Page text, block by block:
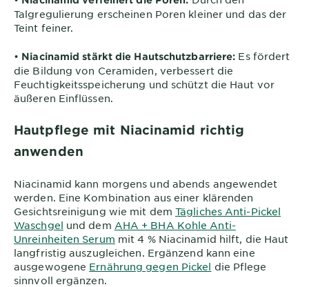
Talgregulierung erscheinen Poren kleiner und das der
Teint feiner.
• Niacinamid stärkt die Hautschutzbarriere: Es fördert
die Bildung von Ceramiden, verbessert die
Feuchtigkeitsspeicherung und schützt die Haut vor
äußeren Einflüssen.
Hautpflege mit Niacinamid richtig
anwenden
Niacinamid kann morgens und abends angewendet
werden. Eine Kombination aus einer klärenden
Gesichtsreinigung wie mit demTägliches Anti-Pickel
Waschgel und dem AHA + BHA Kohle Anti-
Unreinheiten Serum mit 4 % Niacinamid hilft, die Haut
langfristig auszugleichen. Ergänzend kann eine
ausgewogene Ernährung gegen Pickel die Pflege
sinnvoll ergänzen.